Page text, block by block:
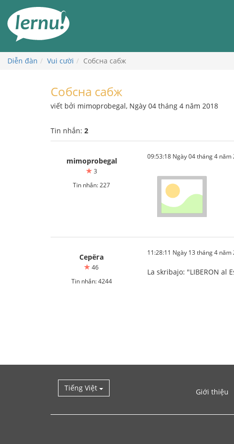
đến
phần
dung
Diễn đàn Vui cười Собсна сабж
Собсна сабж
viết bởi mimoprobegal, Ngày 04 tháng 4 năm 2018
Tin nhắn: 2
mimoprobegal
3
Tin nhắn: 227
09:53:18 Ngày 04 tháng 4 năm
Серёга
46
Tin nhắn: 4244
11:28:11 Ngày 13 tháng 4 năm
La skribajo: "LIBERON al
Tiếng Việt Giới thiệu